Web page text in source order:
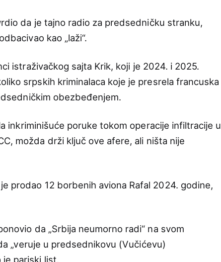
da je tajno radio za predsedničku stranku,
kao „laži“.
istraživačkog sajta Krik, koji je 2024. i 2025.
srpskih kriminalaca koje je presrela francuska
obezbeđenjem.
inkriminišuće poruke tokom operacije infiltracije u
možda drži ključ ove afere, ali ništa nije
prodao 12 borbenih aviona Rafal 2024. godine,
da „Srbija neumorno radi“ na svom
„veruje u predsednikovu (Vučićevu)
je pariski list.